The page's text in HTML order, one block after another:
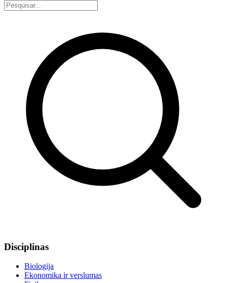
Disciplinas
Biologija
Ekonomika ir verslumas